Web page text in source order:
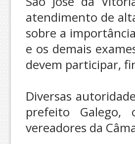
atendimento de
sobre a
e os demais
devem participar,
Diversas
prefeito Galego,
vereadores da